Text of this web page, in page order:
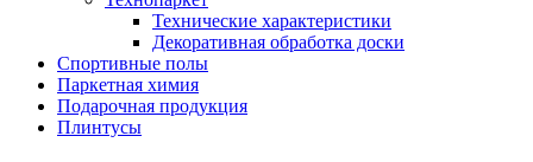
Технические характеристики
Декоративная обработка доски
Спортивные полы
Паркетная химия
Подарочная продукция
Плинтусы